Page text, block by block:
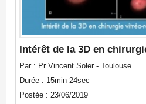
Intérêt de la 3D en
Par : Pr Vincent Soler - Toulouse
Durée : 15min 24sec
Postée : 23/06/2019